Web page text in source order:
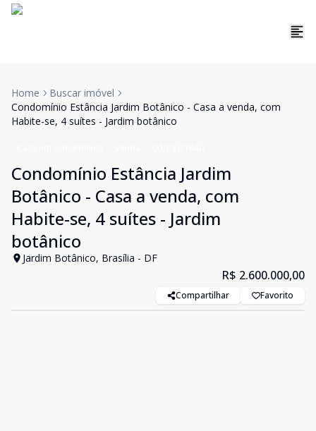
Home
Buscar imóvel
Condomínio Estância Jardim Botânico - Casa a venda, com
Habite-se, 4 suítes - Jardim botânico
Condomínio Estância Jardim
Botânico - Casa a venda, com
Habite-se, 4 suítes - Jardim
botânico
Jardim Botânico, Brasília - DF
R$ 2.600.000,00
Compartilhar Favorito